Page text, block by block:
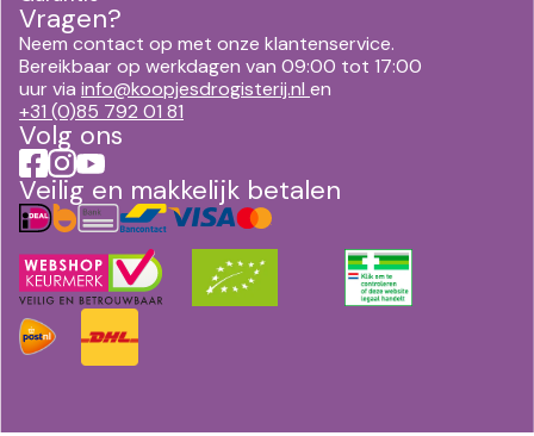
Vragen?
Neem contact op met onze klantenservice.
Bereikbaar op werkdagen van 09:00 tot 17:00
uur via info@koopjesdrogisterij.nl en
+31 (0)85 792 01 81
Volg ons
Veilig en makkelijk betalen